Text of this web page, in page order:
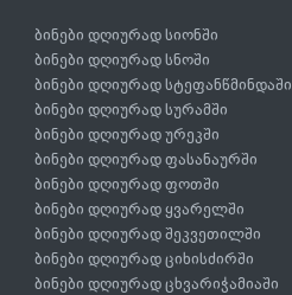
ბინები დღიურად სიონში
ბინები დღიურად სნოში
ბინები დღიურად სტეფანწმინდაში
ბინები დღიურად სურამში
ბინები დღიურად ურეკში
ბინები დღიურად ფასანაურში
ბინები დღიურად ფოთში
ბინები დღიურად ყვარელში
ბინები დღიურად შეკვეთილში
ბინები დღიურად ციხისძირში
ბინები დღიურად ცხვარიჭამიაში